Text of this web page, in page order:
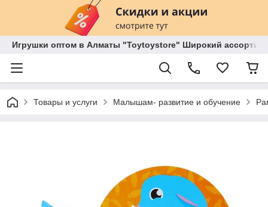
Игрушки оптом в Алматы "Toytoystore" Широкий
Товары и услуги Малышам- развитие и обучение